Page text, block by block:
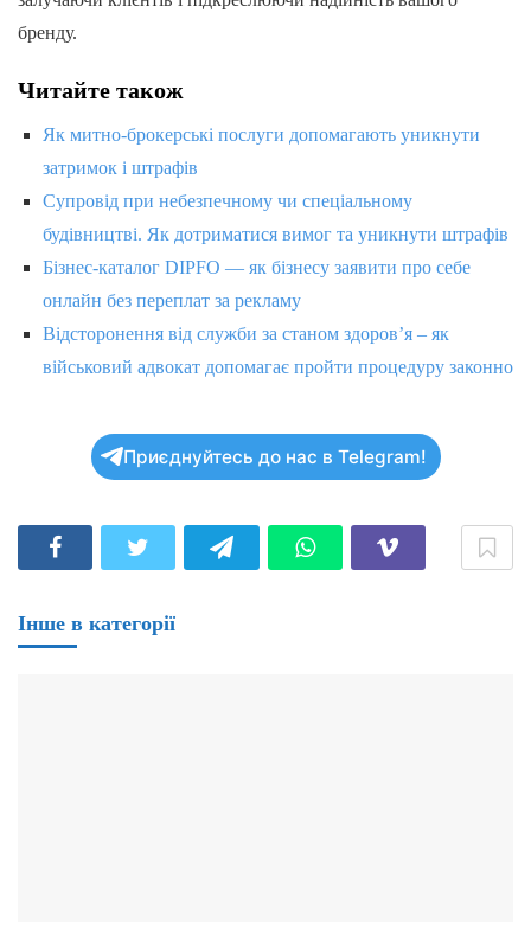
бренду.
Читайте також
Як митно-брокерські послуги допомагають уникнути
затримок і штрафів
Супровід при небезпечному чи спеціальному
будівництві. Як дотриматися вимог та уникнути штрафів
Бізнес-каталог DIPFO — як бізнесу заявити про себе
онлайн без переплат за рекламу
Відсторонення від служби за станом здоров’я – як
військовий адвокат допомагає пройти процедуру законно
Приєднуйтесь до нас в Telegram!
Інше в категорії